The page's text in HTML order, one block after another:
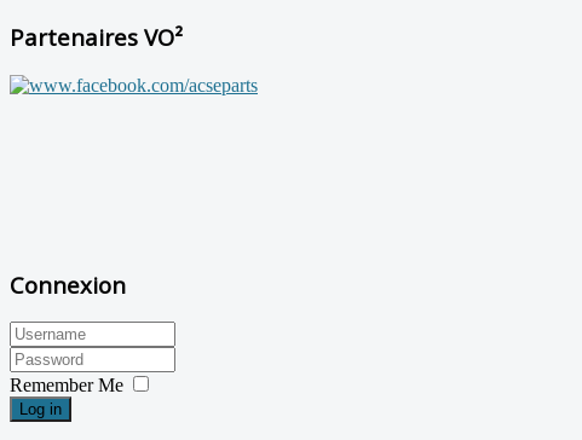
Partenaires VO²
Connexion
Remember Me
Log in